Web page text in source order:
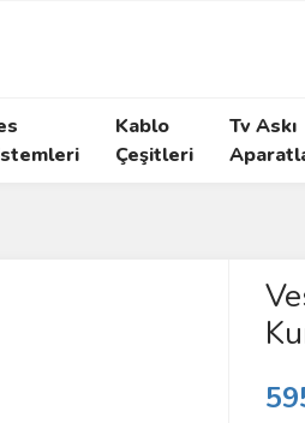
Kablo
Çeşitleri
Tv Askı